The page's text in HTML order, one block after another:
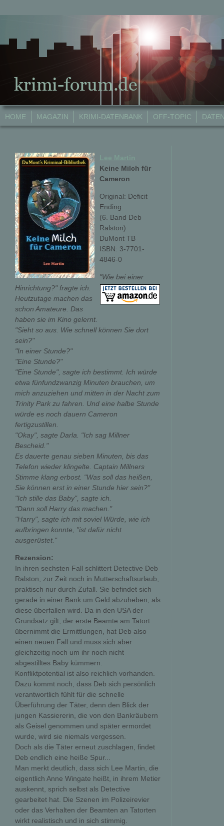
HOME MAGAZIN KRIMI-DATENBANK OFF-TOPIC
Keine Milch für
Cameron
Original: Deficit
Ending
(6. Band Deb
Ralston)
DuMont TB
ISBN: 3-7701-
4846-0
"Wie bei einer
Hinrichtung?" fragte ich.
Heutzutage machen das
schon Amateure. Das
haben sie im Kino gelernt.
"Sieht so aus. Wie schnell können Sie dort
sein?"
"In einer Stunde?"
"Eine Stunde?"
"Eine Stunde", sagte ich bestimmt. Ich würde
etwa fünfundzwanzig Minuten brauchen, um
mich anzuziehen und mitten in der Nacht zum
Trinity Park zu fahren. Und eine halbe Stunde
würde es noch dauern Cameron
fertigzustillen.
"Okay", sagte Darla. "Ich sag Millner
Bescheid."
Es dauerte genau sieben Minuten, bis das
Telefon wieder klingelte. Captain Millners
Stimme klang erbost. "Was soll das heißen,
Sie können erst in einer Stunde hier sein?"
"Ich stille das Baby", sagte ich.
"Dann soll Harry das machen."
"Harry", sagte ich mit soviel Würde, wie ich
aufbringen konnte, "ist dafür nicht
ausgerüstet."
Rezension:
In ihren sechsten Fall schlittert Detective Deb
Ralston, zur Zeit noch in Mutterschaftsurlaub,
praktisch nur durch Zufall. Sie befindet sich
gerade in einer Bank um Geld abzuheben, als
diese überfallen wird. Da in den USA der
Grundsatz gilt, der erste Beamte am Tatort
übernimmt die Ermittlungen, hat Deb also
einen neuen Fall und muss sich aber
gleichzeitig noch um ihr noch nicht
abgestilltes Baby kümmern.
Konfliktpotential ist also reichlich vorhanden.
Dazu kommt noch, dass Deb sich persönlich
verantwortlich fühlt für die schnelle
Überführung der Täter, denn den Blick der
jungen Kassiererin, die von den Bankräubern
als Geisel genommen und später ermordet
wurde, wird sie niemals vergessen.
Doch als die Täter erneut zuschlagen, findet
Deb endlich eine heiße Spur...
Man merkt deutlich, dass sich Lee Martin, die
eigentlich Anne Wingate heißt, in ihrem Metier
auskennt, sprich selbst als Detective
gearbeitet hat. Die Szenen im Polizeirevier
oder das Verhalten der Beamten an Tatorten
wirkt realistisch und in sich stimmig.